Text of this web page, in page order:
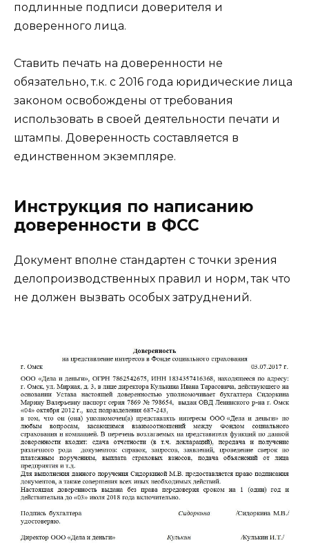
подлинные подписи доверителя и
доверенного лица.
Ставить печать на доверенности не
обязательно, т.к. с 2016 года юридические лица
законом освобождены от требования
использовать в своей деятельности печати и
штампы. Доверенность составляется в
единственном экземпляре.
Инструкция по написанию
доверенности в ФСС
Документ вполне стандартен с точки зрения
делопроизводственных правил и норм, так что
не должен вызвать особых затруднений.